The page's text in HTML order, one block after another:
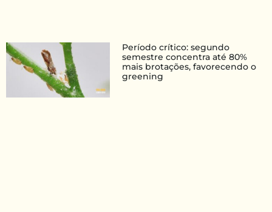
Período crítico: segundo
semestre concentra até 80%
mais brotações, favorecendo o
greening